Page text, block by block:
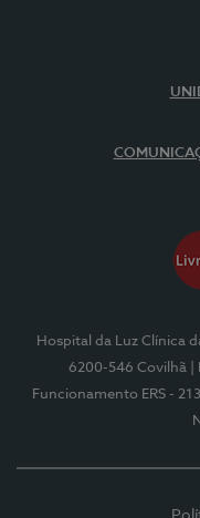
Hospital da Luz Clínica
6200-546 Covilhã
Funcionamento ERS -